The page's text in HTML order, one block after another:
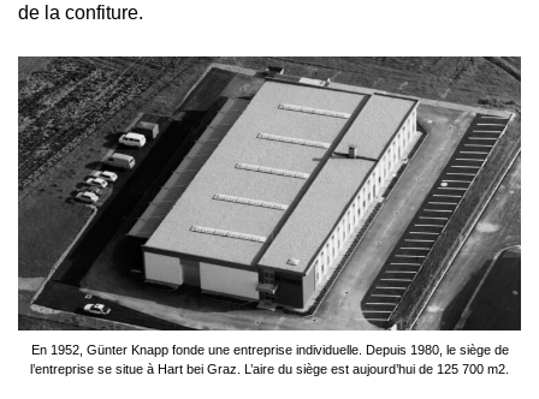
de la confiture.
En 1952, Günter Knapp fonde une entreprise individuelle. Depuis 1980, le siège de
l’entreprise se situe à Hart bei Graz. L’aire du siège est aujourd’hui de 125 700 m2.